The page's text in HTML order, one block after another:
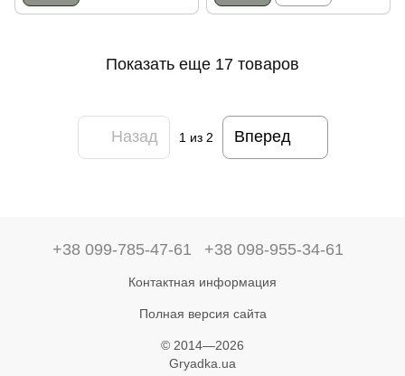
Показать еще 17 товаров
Назад 1 из 2 Вперед
+38 099-785-47-61 +38 098-955-34-61
Контактная информация
Полная версия сайта
© 2014—2026
Gryadka.ua